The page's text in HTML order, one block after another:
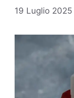
19 Luglio 2025